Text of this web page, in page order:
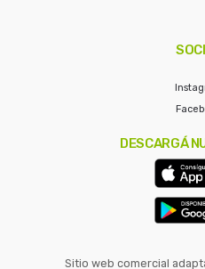
DESCARGÁ
Sitio web comercial